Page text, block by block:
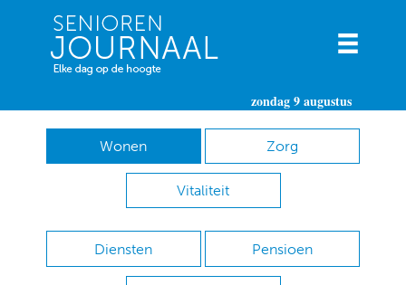
zondag 9 augustus
Wonen Zorg
Vitaliteit
Diensten Pensioen